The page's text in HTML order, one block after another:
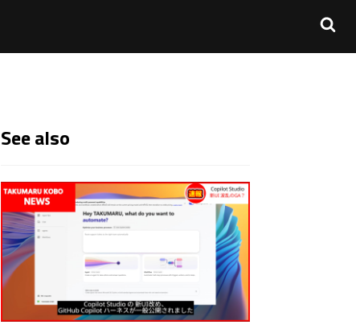
See also